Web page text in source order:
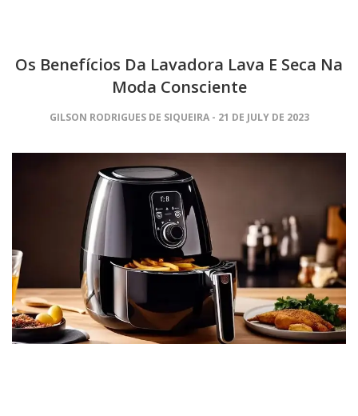
Os Benefícios Da Lavadora Lava E Seca Na
Moda Consciente
GILSON RODRIGUES DE SIQUEIRA 21 DE JULY DE 2023